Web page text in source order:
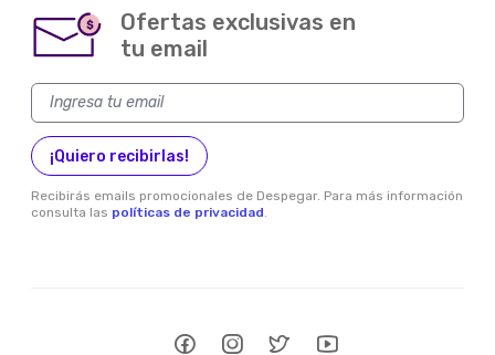
$
Ofertas exclusivas en
tu email
¡Quiero recibirlas!
Recibirás emails promocionales de Despegar. Para más información
consulta las políticas de privacidad.